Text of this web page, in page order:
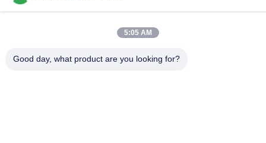
Xiangyang-Road, Shigu-Gemeenschap, Tangxia-Stad,
5:05 AM
Good day, what product are you looking for?